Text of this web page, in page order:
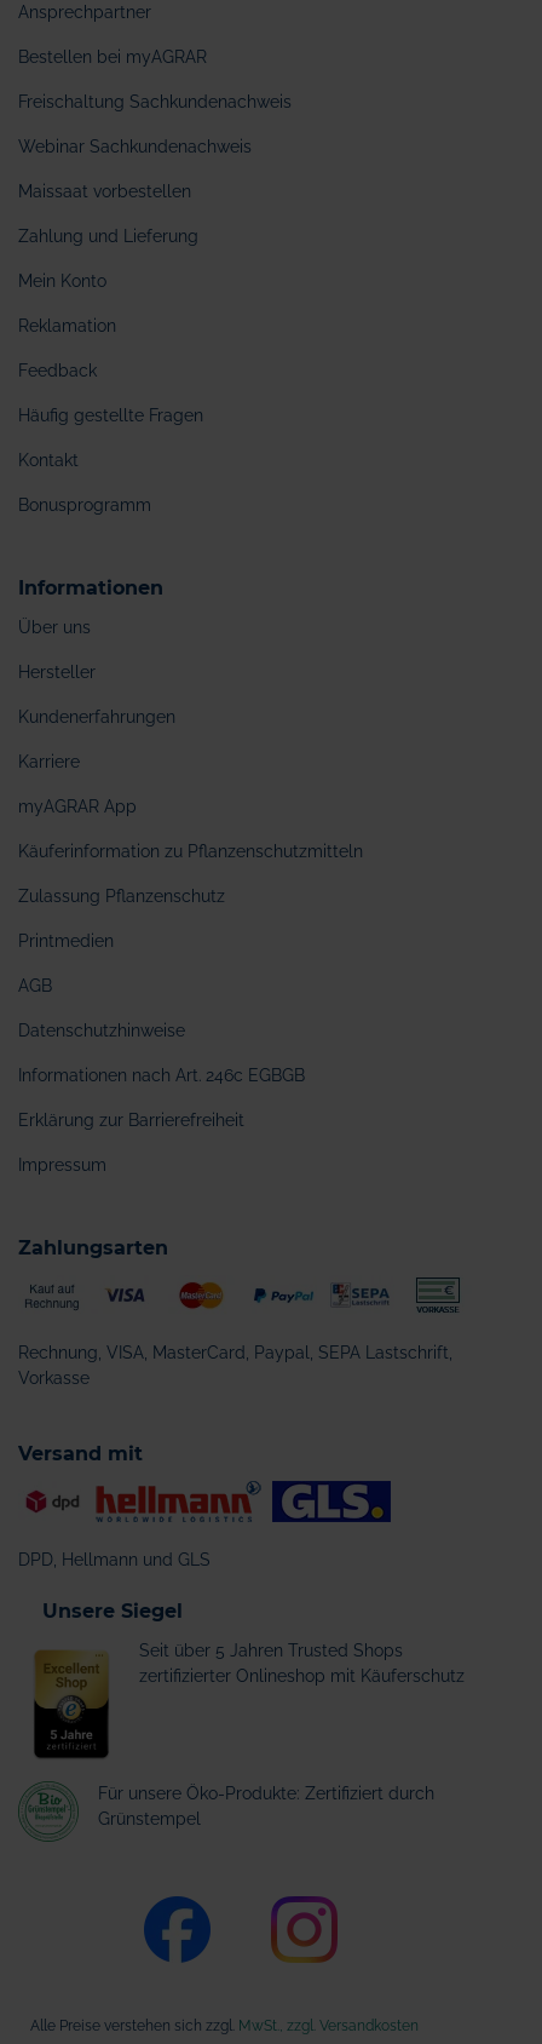
Ansprechpartner
Bestellen bei myAGRAR
Freischaltung Sachkundenachweis
Webinar Sachkundenachweis
Maissaat vorbestellen
Zahlung und Lieferung
Mein Konto
Reklamation
Feedback
Häufig gestellte Fragen
Kontakt
Bonusprogramm
Informationen
Über uns
Hersteller
Kundenerfahrungen
Karriere
myAGRAR App
Käuferinformation zu Pflanzenschutzmitteln
Zulassung Pflanzenschutz
Printmedien
AGB
Datenschutzhinweise
Informationen nach Art. 246c EGBGB
Erklärung zur Barrierefreiheit
Impressum
Zahlungsarten
Rechnung, VISA, MasterCard, Paypal, SEPA Lastschrift,
Vorkasse
Versand mit
DPD, Hellmann und GLS
Unsere Siegel
Seit über 5 Jahren Trusted Shops
zertifizierter Onlineshop mit Käuferschutz
Für unsere Öko-Produkte: Zertifiziert durch
Grünstempel
Alle Preise verstehen sich zzgl. MwSt., zzgl. Versandkosten